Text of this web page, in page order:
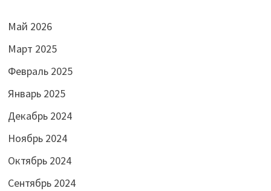
Май 2026
Март 2025
Февраль 2025
Январь 2025
Декабрь 2024
Ноябрь 2024
Октябрь 2024
Сентябрь 2024